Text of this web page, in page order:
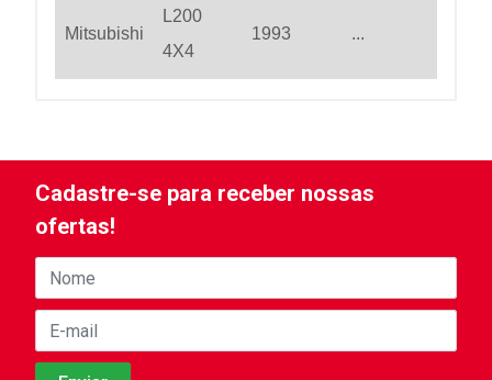
Mitsubishi
L200
4X4
1993 ...
Cadastre-se para receber nossas
ofertas!